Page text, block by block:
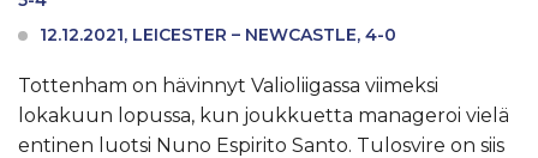
12.12.2021, LEICESTER – NEWCASTLE, 4-0
Tottenham on hävinnyt Valioliigassa viimeksi
lokakuun lopussa, kun joukkuetta manageroi vielä
entinen luotsi Nuno Espirito Santo. Tulosvire on siis